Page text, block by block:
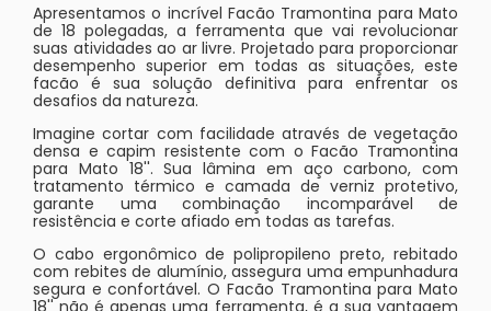
Apresentamos o incrível Facão Tramontina para Mato
de 18 polegadas, a ferramenta que vai revolucionar
suas atividades ao ar livre. Projetado para proporcionar
desempenho superior em todas as situações, este
facão é sua solução definitiva para enfrentar os
desafios da natureza.
Imagine cortar com facilidade através de vegetação
densa e capim resistente com o Facão Tramontina
para Mato 18''. Sua lâmina em aço carbono, com
tratamento térmico e camada de verniz protetivo,
garante uma combinação incomparável de
resistência e corte afiado em todas as tarefas.
O cabo ergonômico de polipropileno preto, rebitado
com rebites de alumínio, assegura uma empunhadura
segura e confortável. O Facão Tramontina para Mato
18'' não é apenas uma ferramenta, é a sua vantagem